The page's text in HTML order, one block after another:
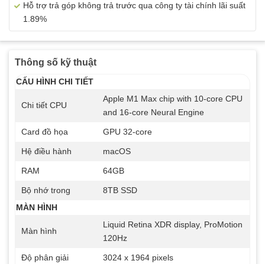
Hỗ trợ trả góp không trả trước qua công ty tài chính lãi suất
1.89%
Thông số kỹ thuật
CẤU HÌNH CHI TIẾT
Chi tiết CPU
Apple M1 Max chip with 10‑core CPU
and 16‑core Neural Engine
Card đồ họa GPU 32-core
Hệ điều hành macOS
RAM 64GB
Bộ nhớ trong
8TB SSD
MÀN HÌNH
Màn hình
Liquid Retina XDR display, ProMotion
120Hz
Độ phân giải 3024 x 1964 pixels